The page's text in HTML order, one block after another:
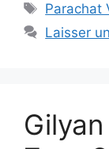
Parachat
Laisser